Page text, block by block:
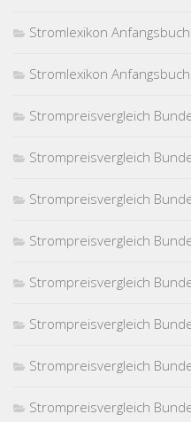
Stromlexikon
Stromlexikon
Strompreisvergleich
Strompreisvergleich
Strompreisvergleich
Strompreisvergleich
Strompreisvergleich
Strompreisvergleich
Strompreisvergleich
Strompreisvergleich